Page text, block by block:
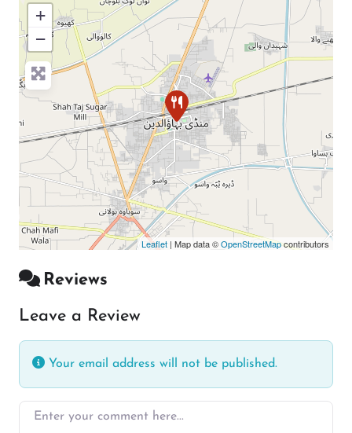
+
−
Press Enter key to search
Leaflet | Map data ©OpenStreetMapcontributors
Reviews
Leave a Review
Your email address will not be published.
Enter your comment here…